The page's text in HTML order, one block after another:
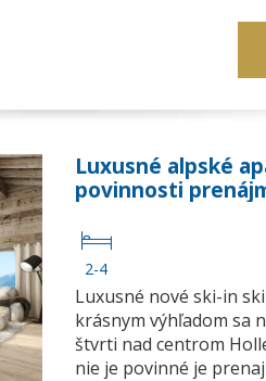
Luxusné alpské
povinnosti
2-4
Luxusné nové ski-in
krásnym výhľadom sa
štvrti nad centrom
nie je povinné je